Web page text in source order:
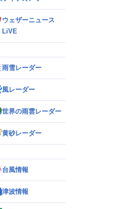
ウェザーニュース
LiVE
雨雪レーダー
風レーダー
世界の雨雲レーダー
黄砂レーダー
台風情報
津波情報